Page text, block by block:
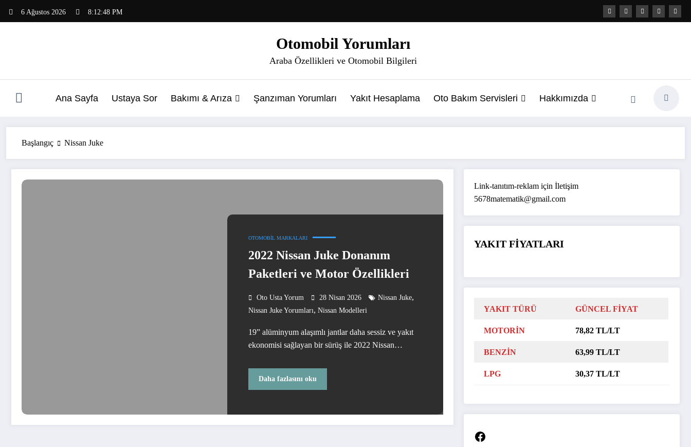
6 Ağustos 2026 8:12:49 PM
Otomobil Yorumları
Araba Özellikleri ve Otomobil Bilgileri
Ana Sayfa Ustaya Sor Bakımı & Arıza Şanzıman Yorumları Yakıt Hesaplama Oto Bakım Servisleri Hakkımızda
Başlangıç Nissan Juke
OTOMOBIL MARKALARI
2022 Nissan Juke Donanım
Paketleri ve Motor Özellikleri
Oto Usta Yorum 28 Nisan 2026 Nissan Juke,
Nissan Juke Yorumları, Nissan Modelleri
19” alüminyum alaşımlı jantlar daha sessiz ve yakıt
ekonomisi sağlayan bir sürüş ile 2022 Nissan…
Daha fazlasını oku
Link-tanıtım-reklam için İletişim
5678matematik@gmail.com
YAKIT FİYATLARI
YAKIT TÜRÜ GÜNCEL FİYAT
MOTORİN 78,82 TL/LT
BENZİN 63,99 TL/LT
LPG 30,37 TL/LT
Facebook